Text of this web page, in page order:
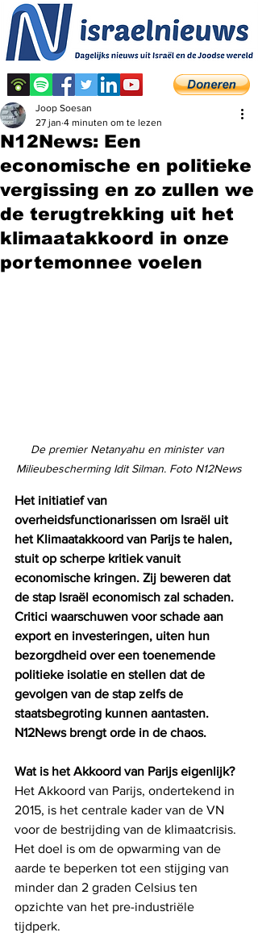
N12News: Een
economische en politieke
vergissing en zo zullen we
de terugtrekking uit het
klimaatakkoord in onze
portemonnee voelen
Joop Soesan
27 jan 4 minuten om te lezen
De premier Netanyahu en minister van
Milieubescherming Idit Silman. Foto N12News
Het initiatief van
overheidsfunctionarissen om Israël uit
het Klimaatakkoord van Parijs te halen,
stuit op scherpe kritiek vanuit
economische kringen. Zij beweren dat
de stap Israël economisch zal schaden.
Critici waarschuwen voor schade aan
export en investeringen, uiten hun
bezorgdheid over een toenemende
politieke isolatie en stellen dat de
gevolgen van de stap zelfs de
staatsbegroting kunnen aantasten.
N12News brengt orde in de chaos.
Wat is het Akkoord van Parijs eigenlijk?
Het Akkoord van Parijs, ondertekend in
2015, is het centrale kader van de VN
voor de bestrijding van de klimaatcrisis.
Het doel is om de opwarming van de
aarde te beperken tot een stijging van
minder dan 2 graden Celsius ten
opzichte van het pre-industriële
tijdperk.